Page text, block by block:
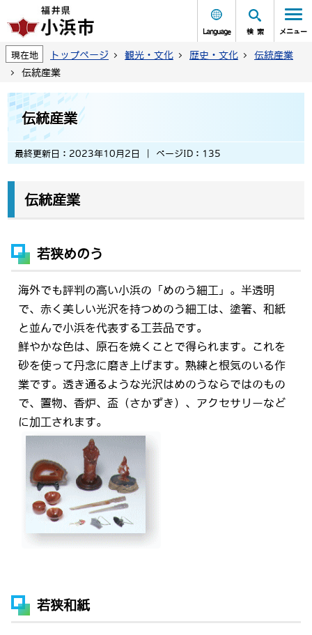
Language 検索 メニュー
現在地 トップページ 観光・文化 歴史・文化
伝統産業
伝統産業
伝統産業
最終更新日：2023年10月2日 ページID：135
伝統産業
若狭めのう
海外でも評判の高い小浜の「めのう細工」。半透明
で、赤く美しい光沢を持つめのう細工は、塗箸、和紙
と並んで小浜を代表する工芸品です。
鮮やかな色は、原石を焼くことで得られます。これを
砂を使って丹念に磨き上げます。熟練と根気のいる作
業です。透き通るような光沢はめのうならではのもの
で、置物、香炉、盃（さかずき）、アクセサリーなど
に加工されます。
若狭和紙